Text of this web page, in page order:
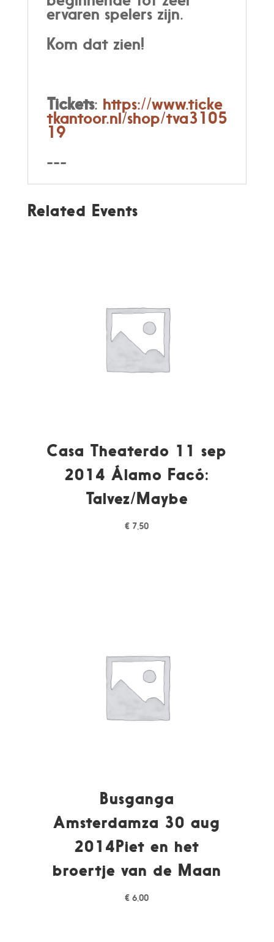
ervaren spelers zijn.
Kom dat zien!
Tickets: https://www.ticke
tkantoor.nl/shop/tva3105
19
---
Related Events
Casa Theaterdo 11 sep
2014 Álamo Facó:
Talvez/Maybe
€ 7,50
Busganga
Amsterdamza 30 aug
2014Piet en het
broertje van de Maan
€ 6,00